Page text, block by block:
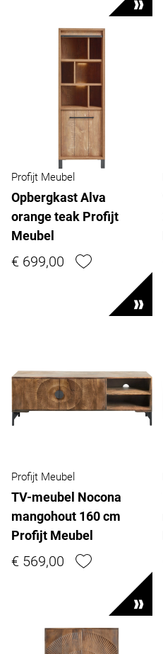
Profijt Meubel
Opbergkast Alva
orange teak Profijt
Meubel
€ 699,00
Profijt Meubel
TV-meubel Nocona
mangohout 160 cm
Profijt Meubel
€ 569,00